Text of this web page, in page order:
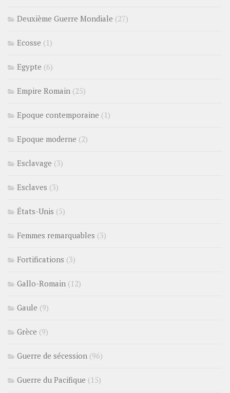
Deuxième Guerre Mondiale (27)
Ecosse (1)
Egypte (6)
Empire Romain (25)
Epoque contemporaine (1)
Epoque moderne (2)
Esclavage (3)
Esclaves (3)
États-Unis (5)
Femmes remarquables (3)
Fortifications (3)
Gallo-Romain (12)
Gaule (9)
Grèce (9)
Guerre de sécession (96)
Guerre du Pacifique (15)